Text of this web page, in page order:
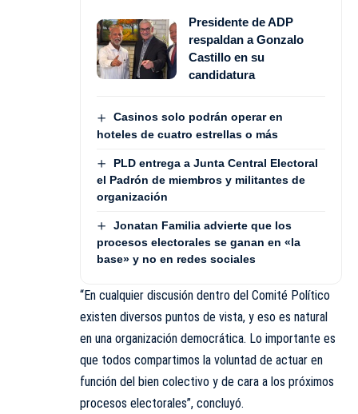
Presidente de ADP
respaldan a Gonzalo
Castillo en su
candidatura
Casinos solo podrán operar en
hoteles de cuatro estrellas o más
PLD entrega a Junta Central Electoral
el Padrón de miembros y militantes de
organización
Jonatan Familia advierte que los
procesos electorales se ganan en «la
base» y no en redes sociales
“En cualquier discusión dentro del Comité Político
existen diversos puntos de vista, y eso es natural
en una organización democrática. Lo importante es
que todos compartimos la voluntad de actuar en
función del bien colectivo y de cara a los próximos
procesos electorales”, concluyó.